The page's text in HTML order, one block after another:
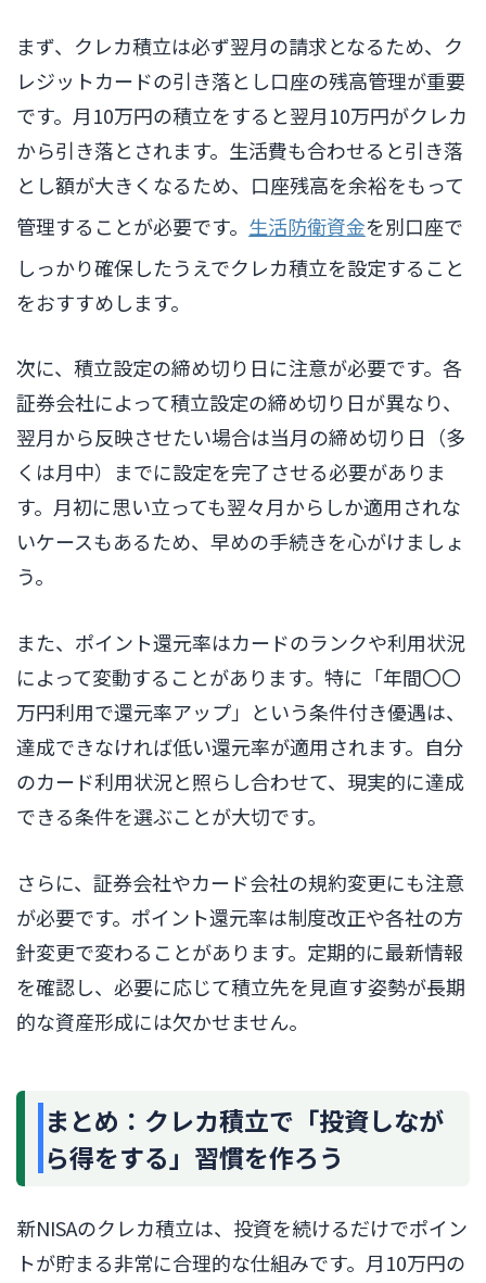
まず、クレカ積立は必ず翌月の請求となるため、ク
レジットカードの引き落とし口座の残高管理が重要
です。月10万円の積立をすると翌月10万円がクレカ
から引き落とされます。生活費も合わせると引き落
とし額が大きくなるため、口座残高を余裕をもって
管理することが必要です。 生活防衛資金を別口座で
しっかり確保したうえでクレカ積立を設定すること
をおすすめします。
次に、積立設定の締め切り日に注意が必要です。各
証券会社によって積立設定の締め切り日が異なり、
翌月から反映させたい場合は当月の締め切り日（多
くは月中）までに設定を完了させる必要がありま
す。月初に思い立っても翌々月からしか適用されな
いケースもあるため、早めの手続きを心がけましょ
う。
また、ポイント還元率はカードのランクや利用状況
によって変動することがあります。特に「年間〇〇
万円利用で還元率アップ」という条件付き優遇は、
達成できなければ低い還元率が適用されます。自分
のカード利用状況と照らし合わせて、現実的に達成
できる条件を選ぶことが大切です。
さらに、証券会社やカード会社の規約変更にも注意
が必要です。ポイント還元率は制度改正や各社の方
針変更で変わることがあります。定期的に最新情報
を確認し、必要に応じて積立先を見直す姿勢が長期
的な資産形成には欠かせません。
まとめ：クレカ積立で「投資しなが
ら得をする」習慣を作ろう
新NISAのクレカ積立は、投資を続けるだけでポイン
トが貯まる非常に合理的な仕組みです。月10万円の